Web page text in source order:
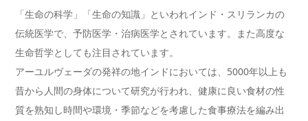
「生命の科学」「生命の知識」といわれインド・スリランカの
伝統医学で、予防医学・治病医学とされています。また高度な
生命哲学としても注目されています。
アーユルヴェーダの発祥の地インドにおいては、5000年以上も
昔から人間の身体について研究が行われ、健康に良い食材の性
質を熟知し時間や環境・季節などを考慮した食事療法を編み出